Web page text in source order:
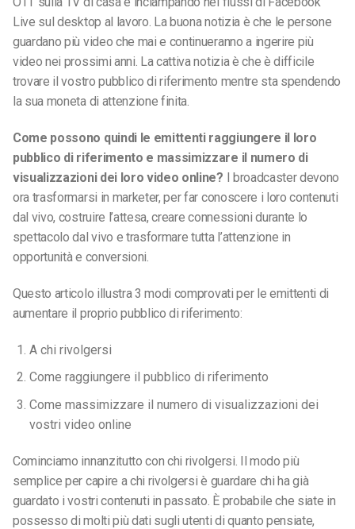
Live sul desktop al lavoro. La buona notizia è che le persone
guardano più video che mai e continueranno a ingerire più
video nei prossimi anni. La cattiva notizia è che è difficile
trovare il vostro pubblico di riferimento mentre sta spendendo
la sua moneta di attenzione finita.
Come possono quindi le emittenti raggiungere il loro
pubblico di riferimento e massimizzare il numero di
visualizzazioni dei loro video online? I broadcaster devono
ora trasformarsi in marketer, per far conoscere i loro contenuti
dal vivo, costruire l’attesa, creare connessioni durante lo
spettacolo dal vivo e trasformare tutta l’attenzione in
opportunità e conversioni.
Questo articolo illustra 3 modi comprovati per le emittenti di
aumentare il proprio pubblico di riferimento:
A chi rivolgersi
Come raggiungere il pubblico di riferimento
Come massimizzare il numero di visualizzazioni dei
vostri video online
Cominciamo innanzitutto con chi rivolgersi. Il modo più
semplice per capire a chi rivolgersi è guardare chi ha già
guardato i vostri contenuti in passato. È probabile che siate in
possesso di molti più dati sugli utenti di quanto pensiate,